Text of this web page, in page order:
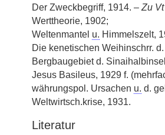
Der Zweckbegriff, 1914. – Zu
Werttheorie, 1902;
Weltenmantel u. Himmelszelt,
Die kenetischen Weihinschrr.
Bergbaugebiet d.
Jesus Basileus, 1929 f.
währungspol. Ursachen u. d.
Weltwirtsch.krise, 1931.
Literatur